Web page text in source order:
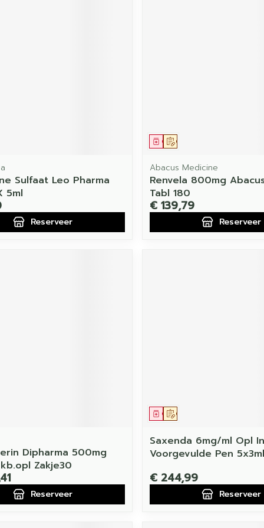
Sulfaat Leo Pharma
5ml
Reserveer
Op voorschrift
Geneesmiddel
Abacus Medicine
Renvela 800mg
Tabl 180
€ 139,79
Reserveer
Dipharma 500mg
Zakje30
Reserveer
Op voorschrift
Geneesmiddel
Saxenda 6mg/ml Opl
Voorgevulde Pen 5x3ml
€ 244,99
Reserveer